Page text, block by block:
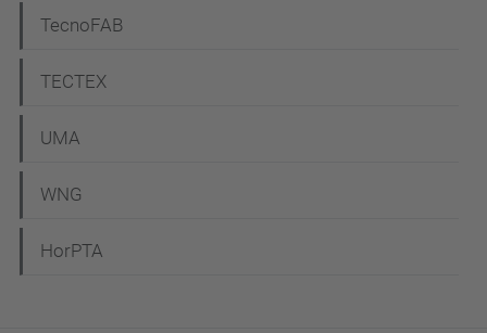
TecnoFAB
TECTEX
UMA
WNG
HorPTA